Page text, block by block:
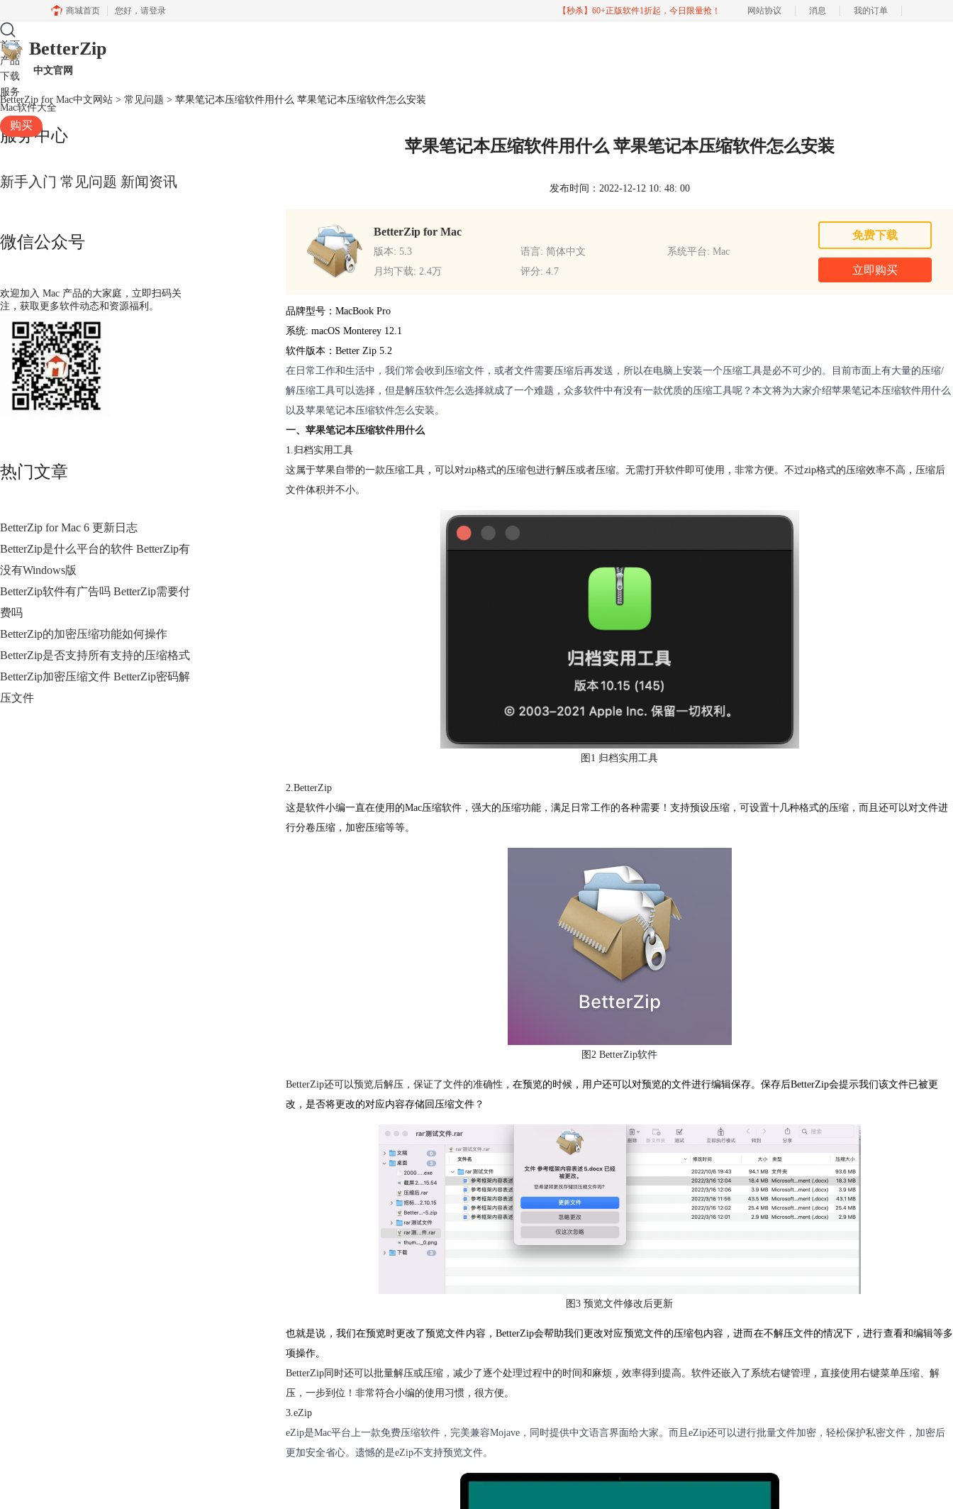
商城首页 您好， 请登录 【秒杀】60+正版软件1折起，今日限量抢！ 网站协议 消息 我的订单
BetterZip
中文官网
首页
产品
下载
服务
Mac软件大全
购买
BetterZip for Mac中文网站 > 常见问题 > 苹果笔记本压缩软件用什么 苹果笔记本压缩软件怎么安装
服务中心
新手入门 常见问题 新闻资讯
微信公众号
欢迎加入 Mac 产品的大家庭，立即扫码关
注，获取更多软件动态和资源福利。
热门文章
BetterZip for Mac 6 更新日志
BetterZip是什么平台的软件 BetterZip有
没有Windows版
BetterZip软件有广告吗 BetterZip需要付
费吗
BetterZip的加密压缩功能如何操作
BetterZip是否支持所有支持的压缩格式
BetterZip加密压缩文件 BetterZip密码解
压文件
苹果笔记本压缩软件用什么 苹果笔记本压缩软件怎么安装
发布时间：2022-12-12 10: 48: 00
BetterZip for Mac
版本: 5.3 语言: 简体中文
系统平台: Mac
月均下载: 2.4万
评分: 4.7
免费下载
立即购买
品牌型号：MacBook Pro
系统: macOS Monterey 12.1
软件版本：Better Zip 5.2
在日常工作和生活中，我们常会收到压缩文件，或者文件需要压缩后再发送，所以在电脑上安装一个压缩工具是必不可少的。目前市面上有大量的压缩/
解压缩工具可以选择，但是解压软件怎么选择就成了一个难题，众多软件中有没有一款优质的压缩工具呢？本文将为大家介绍苹果笔记本压缩软件用什么
以及苹果笔记本压缩软件怎么安装。
一、苹果笔记本压缩软件用什么
1.归档实用工具
这属于苹果自带的一款压缩工具，可以对zip格式的压缩包进行解压或者压缩。无需打开软件即可使用，非常方便。不过zip格式的压缩效率不高，压缩后
文件体积并不小。
图1 归档实用工具
2.BetterZip
这是软件小编一直在使用的Mac压缩软件，强大的压缩功能，满足日常工作的各种需要！支持预设压缩，可设置十几种格式的压缩，而且还可以对文件进
行分卷压缩，加密压缩等等。
图2 BetterZip软件
BetterZip还可以预览后解压，保证了文件的准确性，在预览的时候，用户还可以对预览的文件进行编辑保存。保存后BetterZip会提示我们该文件已被更
改，是否将更改的对应内容存储回压缩文件？
图3 预览文件修改后更新
也就是说，我们在预览时更改了预览文件内容，BetterZip会帮助我们更改对应预览文件的压缩包内容，进而在不解压文件的情况下，进行查看和编辑等多
项操作。
BetterZip同时还可以批量解压或压缩，减少了逐个处理过程中的时间和麻烦，效率得到提高。软件还嵌入了系统右键管理，直接使用右键菜单压缩、解
压，一步到位！非常符合小编的使用习惯，很方便。
3.eZip
eZip是Mac平台上一款免费压缩软件，完美兼容Mojave，同时提供中文语言界面给大家。而且eZip还可以进行批量文件加密，轻松保护私密文件，加密后
更加安全省心。遗憾的是eZip不支持预览文件。